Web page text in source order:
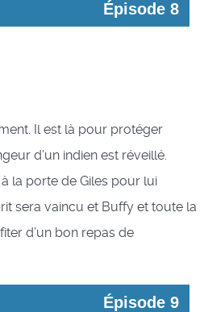
Épisode 8
Il est là pour protéger
d’un indien est réveillé.
la porte de Giles pour lui
sera vaincu et Buffy et toute la
d’un bon repas de
Épisode 9